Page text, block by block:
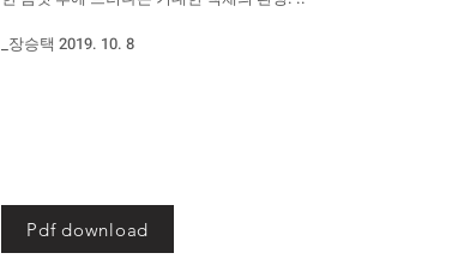
_장승택 2019. 10. 8
Pdf download